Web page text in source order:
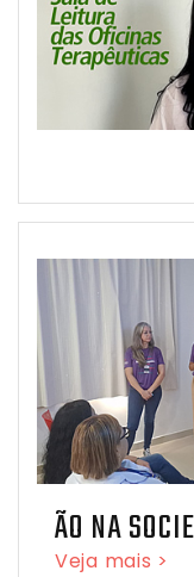
ÃO NA
Veja mais >